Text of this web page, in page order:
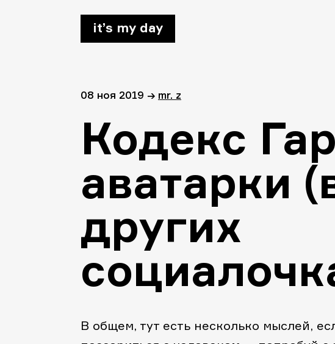
it’s my day
08 ноя 2019 → mr. z
Кодекс
аватарки
других
В общем, тут есть несколько мыслей,